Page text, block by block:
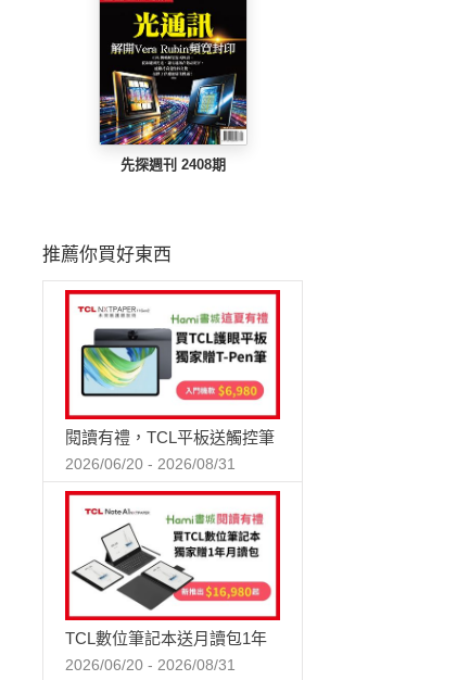
先探週刊 2408期
推薦你買好東西
閱讀有禮，TCL平板送觸控筆
2026/06/20 - 2026/08/31
TCL數位筆記本送月讀包1年
2026/06/20 - 2026/08/31